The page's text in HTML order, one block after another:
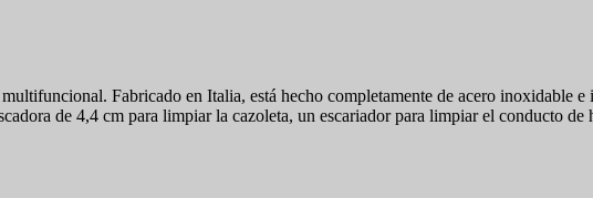
Fabricado en Italia, está hecho completamente de acero inoxidable
de 4,4 cm para limpiar la cazoleta, un escariador para limpiar el conducto de